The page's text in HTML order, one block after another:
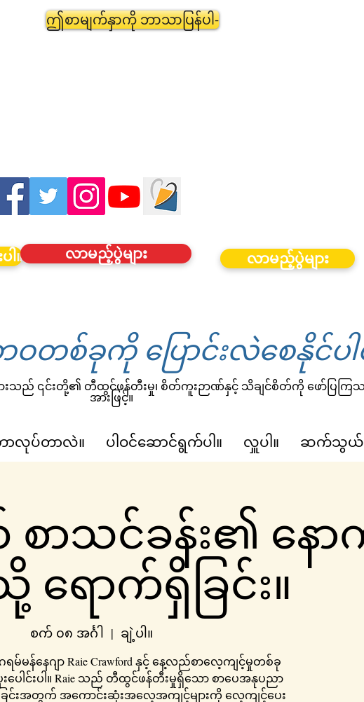
ဤစာမျက်နှာကို ဘာသာပြန်ပါ-
ါ။ လာမည့်ပွဲများ လာမည့်ပွဲများ
တစ်ခုကို ပြောင်းလဲစေနိုင်ပ
ျားသည် ၎င်းတို့၏ တီထွင်ဖန်တီးမှု၊ စိတ်ကူးဉာဏ်နှင့် သိချင်စိတ်ကို ဖော်ပြကြ
အားဖြင့်။
ာလုပ်တာလဲ။ ပါဝင်ဆောင်ရွက်ပါ။ လှူပါ။ ဆက်သွယ်
စာသင်ခန်း၏ နေ
ောက်ရှိခြင်း။
စက် ၀၈ အင်္ဂါ
  |
ချဲ့ပါ။
ဂရမ်မန်နေဂျာ Raie Crawford နှင့် နေ့လည်စာလေ့ကျင့်မှုတစ်ခု
ေါင်းပါ။ Raie သည် တီထွင်ဖန်တီးမှုရှိသော စာပေအနုပညာ
ြင်းအတွက် အကောင်းဆုံးအလေ့အကျင့်များကို လေ့ကျင့်ပေး